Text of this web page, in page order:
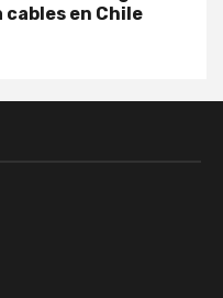
en Chile